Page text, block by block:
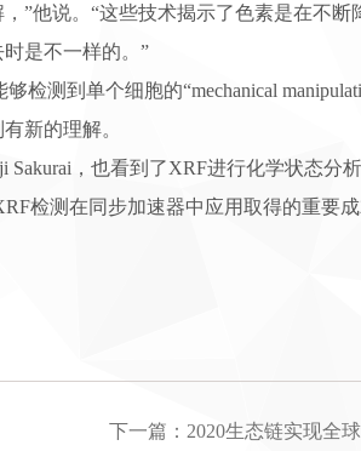
”他说。“这些技术揭示了色素是在不断
是不一样的。”
测到单个细胞的“mechanical
新的理解。
，也看到了XRF进行化学状态分
检测在同步加速器中应用取得的重要
下一篇： 2020生态链实现全